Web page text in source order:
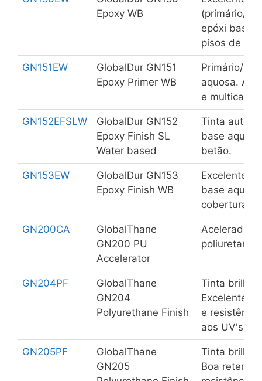
Epoxy WB
(primário/
epóxi base
pisos de
GN151EW
GlobalDur GN151
Epoxy Primer WB
Primário/
aquosa.
e
GN152EFSLW
GlobalDur GN152
Epoxy Finish SL
Water based
Tinta
base
betão.
GN153EW
GlobalDur GN153
Epoxy Finish WB
Excelente
base
cobertura,
GN200CA
GlobalThane
GN200 PU
Accelerator
Acelerador
poliuretanos
GN204PF
GlobalThane
GN204
Polyurethane Finish
Tinta
Excelente
e
aos UV's.
GN205PF
GlobalThane
GN205
Tinta
Boa